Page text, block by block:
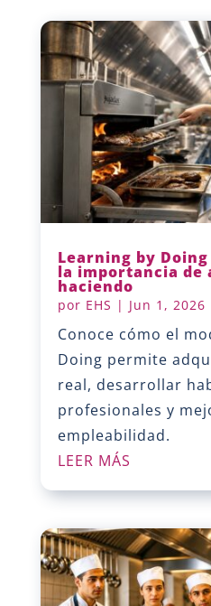
Learning by
la importancia de
haciendo
por EHS | Jun 1, 2026
Conoce cómo el
Doing permite
real, desarrollar
profesionales y
empleabilidad.
LEER MÁS